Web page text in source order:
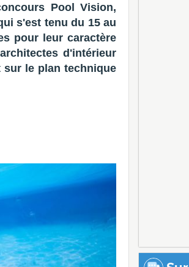
Pool Vision,
s'est tenu du 15 au
pour leur caractère
d'intérieur
le plan technique